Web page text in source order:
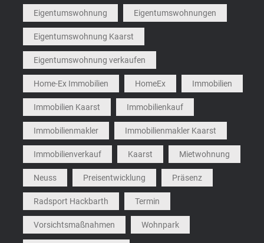
Eigentumswohnung Eigentumswohnungen
Eigentumswohnung Kaarst
Eigentumswohnung verkaufen
Home-Ex Immobilien HomeEx Immobilien
Immobilien Kaarst Immobilienkauf
Immobilienmakler Immobilienmakler Kaarst
Immobilienverkauf Kaarst Mietwohnung
Neuss Preisentwicklung Präsenz
Radsport Hackbarth Termin
Vorsichtsmaßnahmen Wohnpark